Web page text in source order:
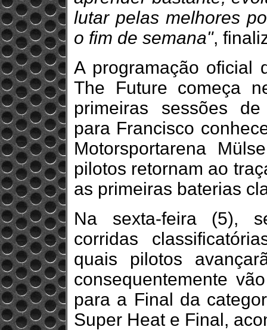
lutar pelas melhores
o fim de semana",
A programação oficial
The Future começa
primeiras sessões
para Francisco
Motorsportarena
pilotos retornam ao
as primeiras baterias
Na sexta-feira (5),
corridas
quais pilotos
consequentemente
para a Final da
Super Heat e Final,